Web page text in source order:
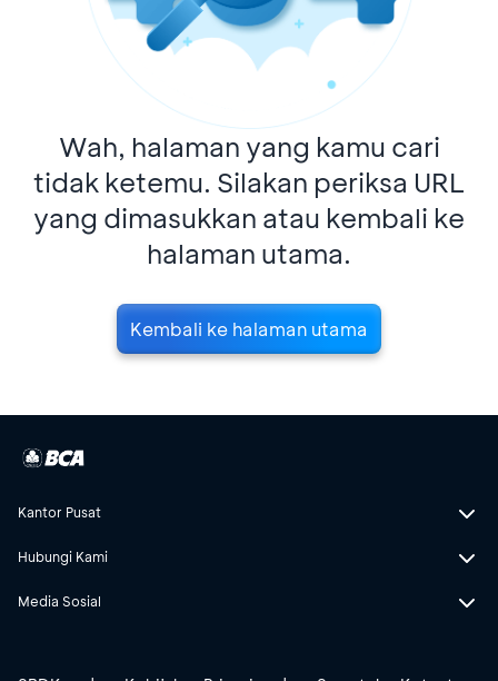
Wah, halaman yang kamu cari
tidak ketemu. Silakan periksa URL
yang dimasukkan atau kembali ke
halaman utama.
Kembali ke halaman utama
Kantor Pusat
Hubungi Kami
Media Sosial